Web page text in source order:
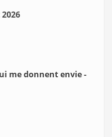
me donnent envie -